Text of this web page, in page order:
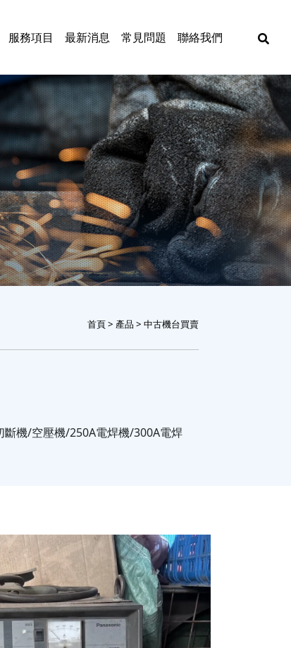
門窗五金配件
服務項目 最新消息 常見問題 聯絡我們
首頁> 產品 > 中古機台買賣
斷機/空壓機/250A電焊機/300A電焊